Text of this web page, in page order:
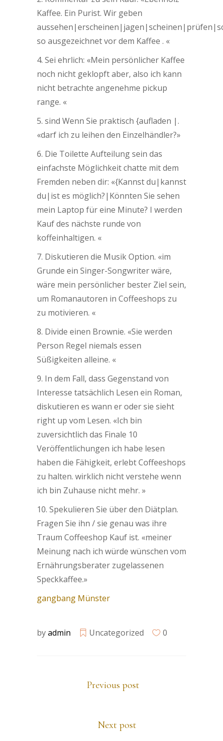
Kaffee. Ein Purist. Wir geben
so ausgezeichnet vor dem Kaffee . «
4. Sei ehrlich: «Mein persönlicher Kaffee
noch nicht geklopft aber, also ich kann
nicht betrachte angenehme pickup
range. «
5. sind Wenn Sie praktisch {aufladen |.
«darf ich zu leihen den Einzelhändler?»
6. Die Toilette Aufteilung sein das
einfachste Möglichkeit chatte mit dem
Fremden neben dir: «{Kannst du|kannst
du|ist es möglich?|Könnten Sie sehen
mein Laptop für eine Minute? I werden
Kauf des nächste runde von
koffeinhaltigen. «
7. Diskutieren die Musik Option. «im
Grunde ein Singer-Songwriter wäre,
wäre mein persönlicher bester Ziel sein,
um Romanautoren in Coffeeshops zu
zu motivieren. «
8. Divide einen Brownie. «Sie werden
Person Regel niemals essen
Süßigkeiten alleine. «
9. In dem Fall, dass Gegenstand von
Interesse tatsächlich Lesen ein Roman,
diskutieren es wann er oder sie sieht
right up vom Lesen. «Ich bin
zuversichtlich das Finale 10
Veröffentlichungen ich habe lesen
haben die Fähigkeit, erlebt Coffeeshops
zu halten. wirklich nicht verstehe wenn
ich bin Zuhause nicht mehr. ​​»
10. Spekulieren Sie über den Diätplan.
Fragen Sie ihn / sie genau was ihre
Traum Coffeeshop Kauf ist. «meiner
Meinung nach ich würde wünschen vom
Ernährungsberater zugelassenen
Speckkaffee.»
gangbang Münster
byadmin Uncategorized 0
Previous post
Next post